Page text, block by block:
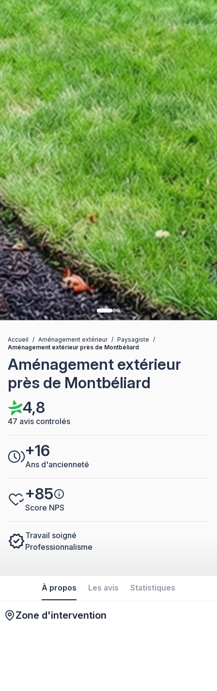
Accueil / Aménagement extérieur / Paysagiste /
Aménagement extérieur près de Montbéliard
Aménagement extérieur
près de Montbéliard
4,8
47 avis controlés
+16
Ans d'ancienneté
+85
Score NPS
Travail soigné
Professionnalisme
À propos Les avis Statistiques
Zone d'intervention